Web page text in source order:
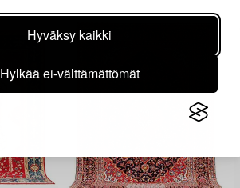
Hyväksy kaikki
Hylkää ei-välttämättömät